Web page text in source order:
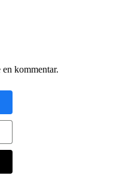
kommentar.